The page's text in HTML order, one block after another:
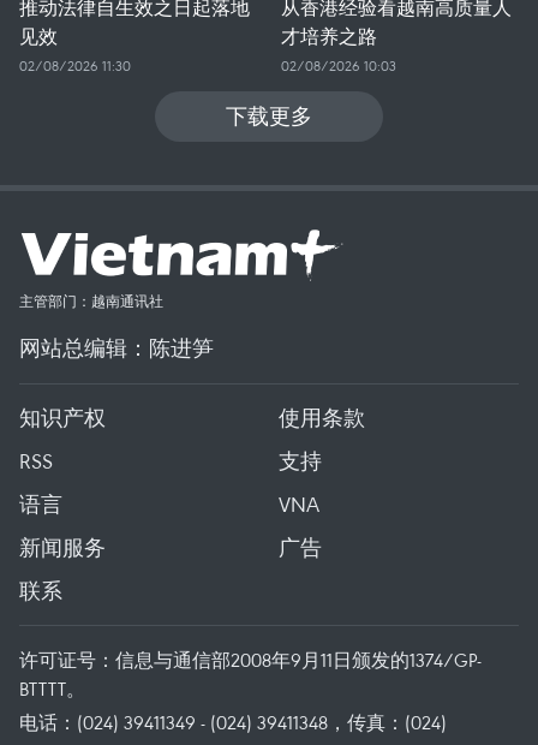
推动法律自生效之日起落地
见效
02/08/2026 11:30
从香港经验看越南高质量人
才培养之路
02/08/2026 10:03
下载更多
主管部门：越南通讯社
网站总编辑：陈进笋
知识产权
使用条款
RSS
支持
语言
VNA
新闻服务
广告
联系
许可证号：信息与通信部2008年9月11日颁发的1374/GP-
BTTTT。
电话：(024) 39411349 - (024) 39411348，传真：(024)